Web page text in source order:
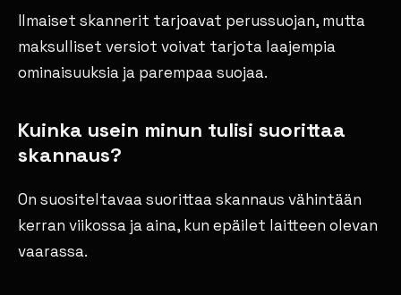
Ilmaiset skannerit tarjoavat perussuojan, mutta
maksulliset versiot voivat tarjota laajempia
ominaisuuksia ja parempaa suojaa.
Kuinka usein minun tulisi suorittaa
skannaus?
On suositeltavaa suorittaa skannaus vähintään
kerran viikossa ja aina, kun epäilet laitteen olevan
vaarassa.